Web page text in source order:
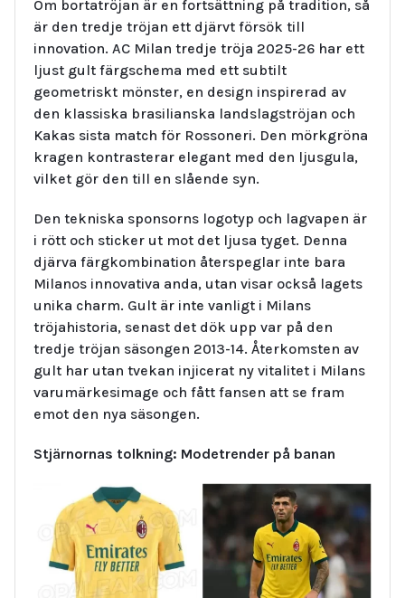
Om bortatröjan är en fortsättning på tradition, så
är den tredje tröjan ett djärvt försök till
innovation. AC Milan tredje tröja 2025-26 har ett
ljust gult färgschema med ett subtilt
geometriskt mönster, en design inspirerad av
den klassiska brasilianska landslagströjan och
Kakas sista match för Rossoneri. Den mörkgröna
kragen kontrasterar elegant med den ljusgula,
vilket gör den till en slående syn.
Den tekniska sponsorns logotyp och lagvapen är
i rött och sticker ut mot det ljusa tyget. Denna
djärva färgkombination återspeglar inte bara
Milanos innovativa anda, utan visar också lagets
unika charm. Gult är inte vanligt i Milans
tröjahistoria, senast det dök upp var på den
tredje tröjan säsongen 2013-14. Återkomsten av
gult har utan tvekan injicerat ny vitalitet i Milans
varumärkesimage och fått fansen att se fram
emot den nya säsongen.
Stjärnornas tolkning: Modetrender på banan